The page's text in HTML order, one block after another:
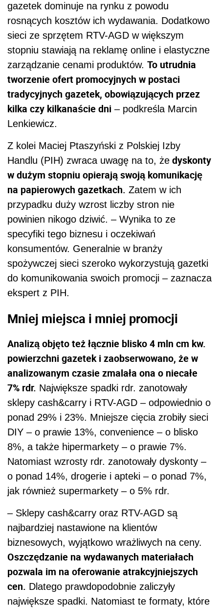
gazetek dominuje na rynku z powodu
rosnących kosztów ich wydawania. Dodatkowo
sieci ze sprzętem RTV-AGD w większym
stopniu stawiają na reklamę online i elastyczne
zarządzanie cenami produktów. To utrudnia
tworzenie ofert promocyjnych w postaci
tradycyjnych gazetek, obowiązujących przez
kilka czy kilkanaście dni – podkreśla Marcin
Lenkiewicz.
Z kolei Maciej Ptaszyński z Polskiej Izby
Handlu (PIH) zwraca uwagę na to, że dyskonty
w dużym stopniu opierają swoją komunikację
na papierowych gazetkach. Zatem w ich
przypadku duży wzrost liczby stron nie
powinien nikogo dziwić. – Wynika to ze
specyfiki tego biznesu i oczekiwań
konsumentów. Generalnie w branży
spożywczej sieci szeroko wykorzystują gazetki
do komunikowania swoich promocji – zaznacza
ekspert z PIH.
Mniej miejsca i mniej promocji
Analizą objęto też łącznie blisko 4 mln cm kw.
powierzchni gazetek i zaobserwowano, że w
analizowanym czasie zmalała ona o niecałe
7% rdr. Największe spadki rdr. zanotowały
sklepy cash&carry i RTV-AGD – odpowiednio o
ponad 29% i 23%. Mniejsze cięcia zrobiły sieci
DIY – o prawie 13%, convenience – o blisko
8%, a także hipermarkety – o prawie 7%.
Natomiast wzrosty rdr. zanotowały dyskonty –
o ponad 14%, drogerie i apteki – o ponad 7%,
jak również supermarkety – o 5% rdr.
– Sklepy cash&carry oraz RTV-AGD są
najbardziej nastawione na klientów
biznesowych, wyjątkowo wrażliwych na ceny.
Oszczędzanie na wydawanych materiałach
pozwala im na oferowanie atrakcyjniejszych
cen. Dlatego prawdopodobnie zaliczyły
największe spadki. Natomiast te formaty, które